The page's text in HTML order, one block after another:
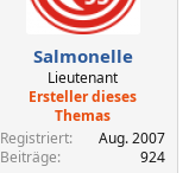
Salmonelle
Lieutenant
Ersteller dieses
Themas
Registriert
Aug. 2007
Beiträge
924